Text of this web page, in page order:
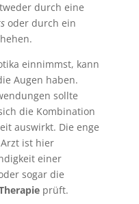
durch eine
oder durch ein
einnimmst, kann
Augen haben.
sollte
die Kombination
auswirkt. Die enge
ist hier
einer
sogar die
prüft.